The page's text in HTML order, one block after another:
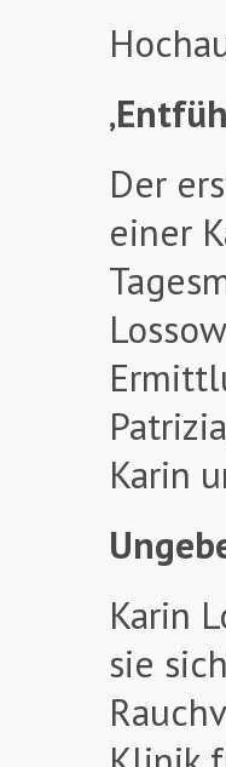
Der
einer
Karin
Karin
sie